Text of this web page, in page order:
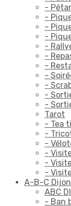
-
-
-
-
-
-
-
-
-
-
-
Tarot
- Tea
-
-
-
-
-
A-B-C Dijon
ABC
- Ban